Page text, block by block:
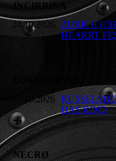
INCIRRINA
24.10.2026
ZURICH
HEARRT
17.10.2026
DAS RIND
NECRØ